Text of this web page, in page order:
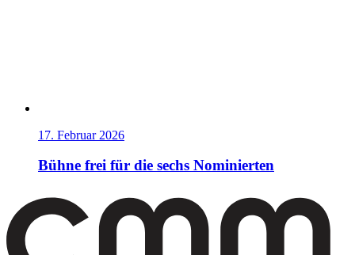
17. Februar 2026
Bühne frei für die sechs Nominierten